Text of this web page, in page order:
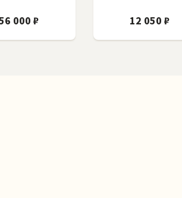
000 ₽ 12 050 ₽